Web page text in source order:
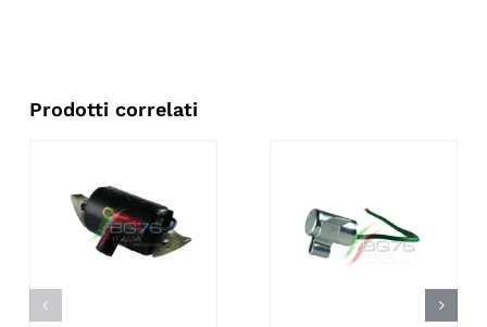
Prodotti correlati